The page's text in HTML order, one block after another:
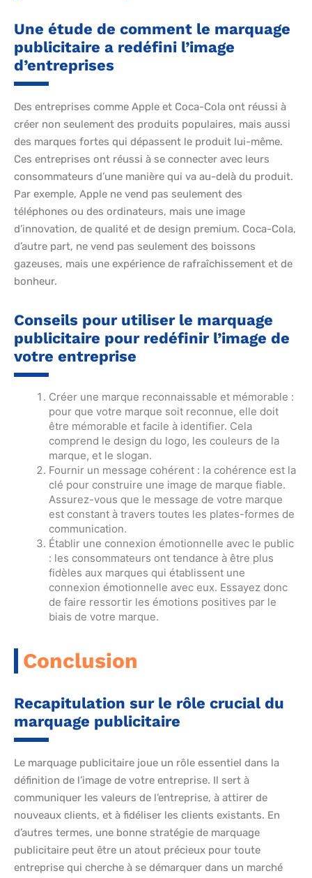
Une étude de comment le marquage
publicitaire a redéfini l’image
d’entreprises
Des entreprises comme Apple et Coca-Cola ont réussi à
créer non seulement des produits populaires, mais aussi
des marques fortes qui dépassent le produit lui-même.
Ces entreprises ont réussi à se connecter avec leurs
consommateurs d’une manière qui va au-delà du produit.
Par exemple, Apple ne vend pas seulement des
téléphones ou des ordinateurs, mais une image
d’innovation, de qualité et de design premium. Coca-Cola,
d’autre part, ne vend pas seulement des boissons
gazeuses, mais une expérience de rafraîchissement et de
bonheur.
Conseils pour utiliser le marquage
publicitaire pour redéfinir l’image de
votre entreprise
Créer une marque reconnaissable et mémorable :
pour que votre marque soit reconnue, elle doit
être mémorable et facile à identifier. Cela
comprend le design du logo, les couleurs de la
marque, et le slogan.
Fournir un message cohérent : la cohérence est la
clé pour construire une image de marque fiable.
Assurez-vous que le message de votre marque
est constant à travers toutes les plates-formes de
communication.
Établir une connexion émotionnelle avec le public
: les consommateurs ont tendance à être plus
fidèles aux marques qui établissent une
connexion émotionnelle avec eux. Essayez donc
de faire ressortir les émotions positives par le
biais de votre marque.
Conclusion
Recapitulation sur le rôle crucial du
marquage publicitaire
Le marquage publicitaire joue un rôle essentiel dans la
définition de l’image de votre entreprise. Il sert à
communiquer les valeurs de l’entreprise, à attirer de
nouveaux clients, et à fidéliser les clients existants. En
d’autres termes, une bonne stratégie de marquage
publicitaire peut être un atout précieux pour toute
entreprise qui cherche à se démarquer dans un marché